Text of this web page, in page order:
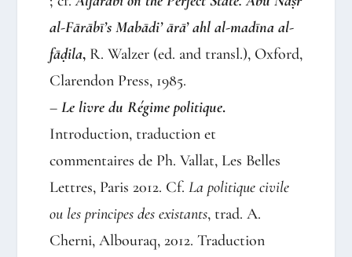
al-Fārābī’s Mabādi’ ārā’ ahl al-madīna al-
fāḍila,R. Walzer (ed. and transl.), Oxford,
Clarendon Press, 1985.
–Le livre du Régime politique.
Introduction, traduction et
commentaires de Ph. Vallat, Les Belles
Lettres, Paris 2012. Cf. La politique civile
ou les principes des existants, trad. A.
Cherni, Albouraq, 2012. Traduction